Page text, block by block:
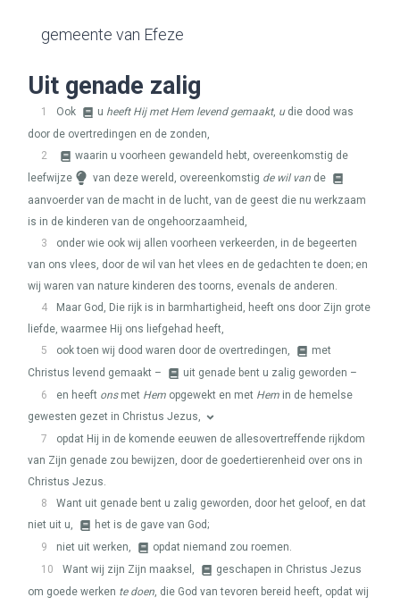
gemeente van Efeze
Uit genade zalig
1 Ook u heeft Hij met Hem levend gemaakt, udie dood was
door de overtredingen en de zonden,
2
waarin u voorheen gewandeld hebt, overeenkomstig de
leefwijze
van deze wereld, overeenkomstig de wil van de
aanvoerder van de macht in de lucht, van de geest die nu werkzaam
is in de kinderen van de ongehoorzaamheid,
3
onder wie ook wij allen voorheen verkeerden, in de begeerten
van ons vlees, door de wil van het vlees en de gedachten te doen; en
wij waren van nature kinderen des toorns, evenals de anderen.
4
Maar God, Die rijk is in barmhartigheid, heeft ons door Zijn grote
liefde, waarmee Hij ons liefgehad heeft,
5
ook toen wij dood waren door de overtredingen,
met
Christus levend gemaakt –
uit genade bent u zalig geworden –
6
en heeft onsmet Hem opgewekt en met Hem in de hemelse
gewesten gezet in Christus Jezus,
7
opdat Hij in de komende eeuwen de allesovertreffende rijkdom
van Zijn genade zou bewijzen, door de goedertierenheid over ons in
Christus Jezus.
8
Want uit genade bent u zalig geworden, door het geloof, en dat
niet uit u,
het is de gave van God;
9
niet uit werken,
opdat niemand zou roemen.
10
Want wij zijn Zijn maaksel,
geschapen in Christus Jezus
om goede werken te doen, die God van tevoren bereid heeft, opdat wij